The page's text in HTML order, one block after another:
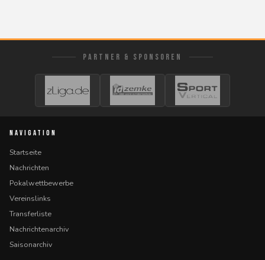
PARTNER & SPONSOREN
NAVIGATION
Startseite
Nachrichten
Pokalwettbewerbe
Vereinslinks
Transferliste
Nachrichtenarchiv
Saisonarchiv